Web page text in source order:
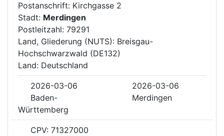
Postanschrift: Kirchgasse 2
Stadt: Merdingen
Postleitzahl: 79291
Land, Gliederung (NUTS): Breisgau-
Hochschwarzwald (DE132)
Land: Deutschland
2026-03-06
2026-03-06
Baden-
Württemberg
Merdingen
CPV: 71327000